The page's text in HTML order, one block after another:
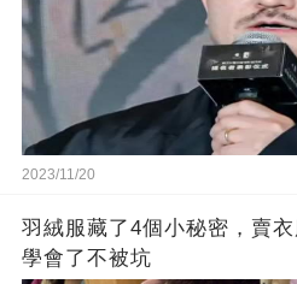
2023/11/20
羽絨服藏了4個小秘密，賣
學會了不被坑